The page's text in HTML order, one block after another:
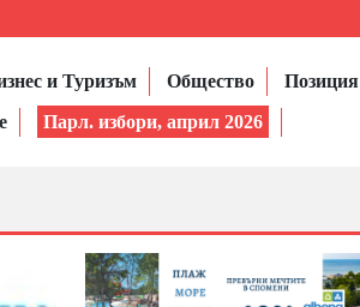
и Туризъм Общество Позиция
Парл. избори, април 2026